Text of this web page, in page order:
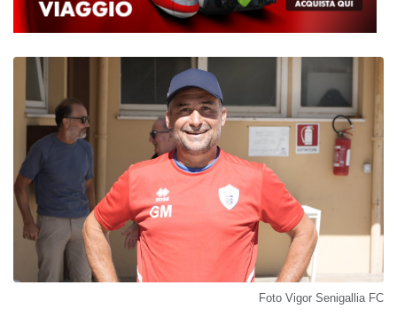
Foto Vigor Senigallia FC